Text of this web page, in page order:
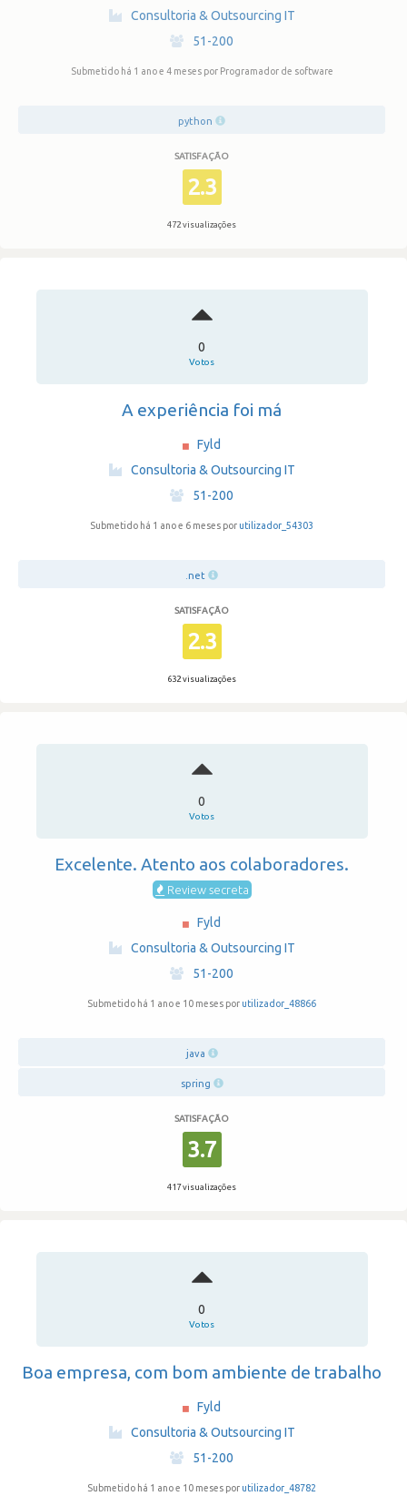
·
Consultoria & Outsourcing IT
·
51-200
Submetido há 1 ano e 4 meses por Programador de software
python
SATISFAÇÃO
2.3
472 visualizações
0
Votos
A experiência foi má
Fyld
·
Consultoria & Outsourcing IT
·
51-200
Submetido há 1 ano e 6 meses por utilizador_54303
.net
SATISFAÇÃO
2.3
632 visualizações
0
Votos
Excelente. Atento aos colaboradores.
Review secreta
Fyld
·
Consultoria & Outsourcing IT
·
51-200
Submetido há 1 ano e 10 meses por utilizador_48866
java
spring
SATISFAÇÃO
3.7
417 visualizações
0
Votos
Boa empresa, com bom ambiente de trabalho
Fyld
·
Consultoria & Outsourcing IT
·
51-200
Submetido há 1 ano e 10 meses por utilizador_48782